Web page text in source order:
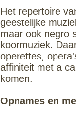
Het repertoire
geestelijke
maar ook negro
koormuziek.
operettes,
affiniteit met a
komen.
Opnames en